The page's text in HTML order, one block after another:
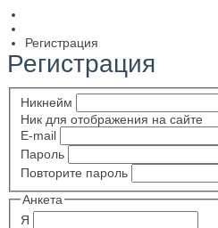
Регистрация
Регистрация
Никнейм
Ник для отображения на сайте
E-mail
Пароль
Повторите пароль
Анкета
Я